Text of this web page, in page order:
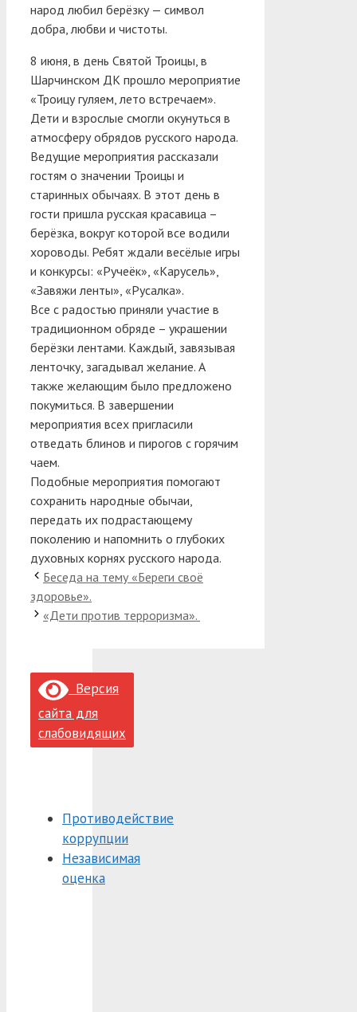
народ любил берёзку — символ
добра, любви и чистоты.
8 июня, в день Святой Троицы, в
Шарчинском ДК прошло мероприятие
«Троицу гуляем, лето встречаем».
Дети и взрослые смогли окунуться в
атмосферу обрядов русского народа.
Ведущие мероприятия рассказали
гостям о значении Троицы и
старинных обычаях. В этот день в
гости пришла русская красавица –
берёзка, вокруг которой все водили
хороводы. Ребят ждали весёлые игры
и конкурсы: «Ручеёк», «Карусель»,
«Завяжи ленты», «Русалка».
Все с радостью приняли участие в
традиционном обряде – украшении
берёзки лентами. Каждый, завязывая
ленточку, загадывал желание. А
также желающим было предложено
покумиться. В завершении
мероприятия всех пригласили
отведать блинов и пирогов с горячим
чаем.
Подобные мероприятия помогают
сохранить народные обычаи,
передать их подрастающему
поколению и напомнить о глубоких
духовных корнях русского народа.
Беседа на тему «Береги своё
здоровье».
«Дети против терроризма».
Версия
сайта для
слабовидящих
Противодействие
коррупции
Независимая
оценка